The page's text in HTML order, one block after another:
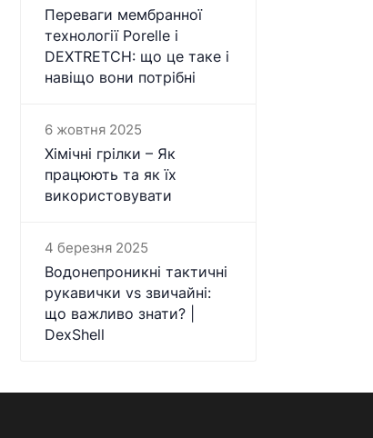
Переваги мембранної
технології Porelle і
DEXTRETCH: що це таке і
навіщо вони потрібні
6 жовтня 2025
Хімічні грілки – Як
працюють та як їх
використовувати
4 березня 2025
Водонепроникні тактичні
рукавички vs звичайні:
що важливо знати? |
DexShell